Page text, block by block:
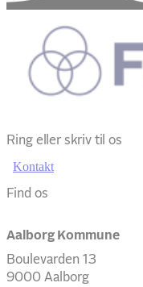
Ring eller skriv til os
Kontakt
Find os
Aalborg Kommune
Boulevarden 13
9000 Aalborg